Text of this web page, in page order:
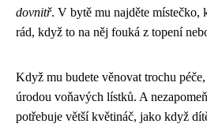
dovnitř. V bytě mu najděte místečko,
rád, když to na něj fouká z topení
Když mu budete věnovat trochu
úrodou voňavých lístků. A
potřebuje větší květináč, jako když